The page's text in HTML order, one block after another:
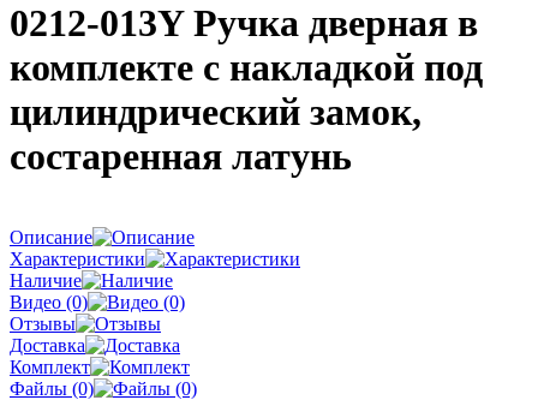
0212-013Y Ручка дверная в
комплекте с накладкой под
цилиндрический замок,
состаренная латунь
Описание
Характеристики
Наличие
Видео (0)
Отзывы
Доставка
Комплект
Файлы (0)